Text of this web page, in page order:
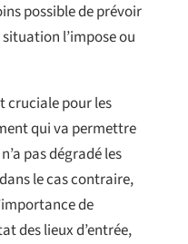
possible de prévoir
l’impose ou
cruciale pour les
qui va permettre
pas dégradé les
le cas contraire,
de
des lieux d’entrée,